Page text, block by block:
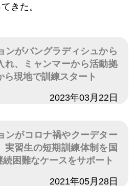
きた。
ンがバングラディシュから
れ、ミャンマーから活動拠
ら現地で訓練スタート
2023年03月22日
ンがコロナ禍やクーデター
実習生の短期訓練体制を国
困難なケースをサポート
2021年05月28日